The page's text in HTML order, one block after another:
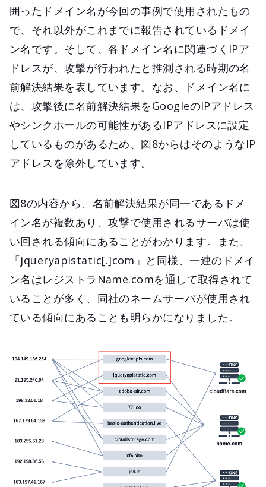
囲ったドメイン名が今回の事例で使用されたもの
で、それ以外がこれまでに報告されているドメイ
ン名です。そして、各ドメイン名に関連づくIPア
ドレスが、攻撃が行われたと推測される時期の名
前解決結果を表しています。なお、ドメイン名に
は、攻撃後に名前解決結果をGoogleのIPアドレス
やシンクホールの可能性があるIPアドレスに設定
しているものがあるため、図8からはそのようなIP
アドレスを除外しています。
図8の内容から、名前解決結果が同一であるドメ
イン名が複数あり、攻撃で使用されるサーバは使
い回される傾向にあることがわかります。また、
「jqueryapistatic[.]com」と同様、一連のドメイ
ン名はレジストラName.comを通して取得されて
いることが多く、同社のネームサーバが使用され
ている傾向にあることも明らかになりました。